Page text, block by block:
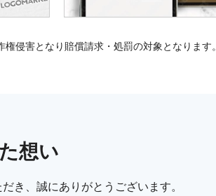
侵害となり賠償請求・処罰の対象となります。
想い
き、誠にありがとうございます。